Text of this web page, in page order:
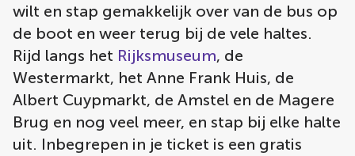
wilt en stap gemakkelijk over van de bus op
de boot en weer terug bij de vele haltes.
Rijd langs het Rijksmuseum, de
Westermarkt, het Anne Frank Huis, de
Albert Cuypmarkt, de Amstel en de Magere
Brug en nog veel meer, en stap bij elke halte
uit. Inbegrepen in je ticket is een gratis